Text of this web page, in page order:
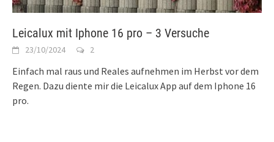
Leicalux mit Iphone 16 pro – 3 Versuche
23/10/2024 2
Einfach mal raus und Reales aufnehmen im Herbst vor dem
Regen. Dazu diente mir die Leicalux App auf dem Iphone 16
pro.